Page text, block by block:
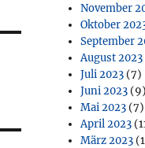
November
Oktober
September
August 2023
Juli 2023 (7)
Juni 2023 (9)
Mai 2023 (7)
April 2023
März 2023